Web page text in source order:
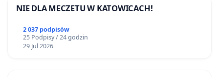
NIE DLA MECZETU W KATOWICACH!
2 037 podpisów
25 Podpisy / 24 godzin
29 Jul 2026